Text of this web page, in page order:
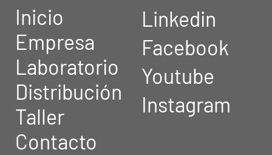
Inicio
Empresa
Laboratorio
Distribución
Taller
Contacto
Linkedin
Facebook
Youtube
Instagram